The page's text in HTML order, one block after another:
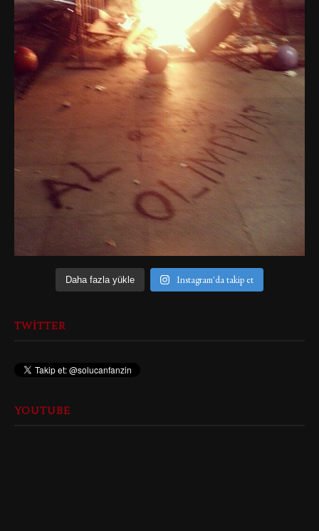
Daha fazla yükle Instagram'da takip et
TWITTER
YOUTUBE